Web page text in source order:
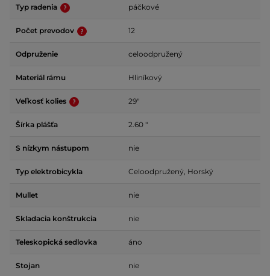
Typ radenia páčkové
Počet prevodov 12
Odpruženie celoodpružený
Materiál rámu Hliníkový
Veľkosť kolies 29"
Šírka plášťa 2.60 "
S nízkym nástupom nie
Typ elektrobicykla Celoodpružený, Horský
Mullet nie
Skladacia konštrukcia nie
Teleskopická sedlovka áno
Stojan nie